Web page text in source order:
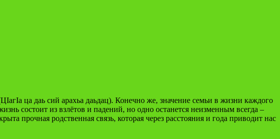
ца даь сий арахьа даьдац). Конечно же, значение семьи в жизни каждого
состоит из взлётов и падений, но одно останется неизменным всегда –
прочная родственная связь, которая через расстояния и года приводит нас